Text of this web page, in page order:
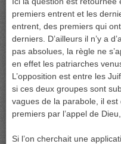
premiers entrent et les
entrent, des premiers qui
derniers. D’ailleurs il n’y a
pas absolues, la règle ne
en effet les patriarches
L’opposition est entre les
si ces deux groupes sont
vagues de la parabole, il
premiers par l’appel de
Si l’on cherchait une